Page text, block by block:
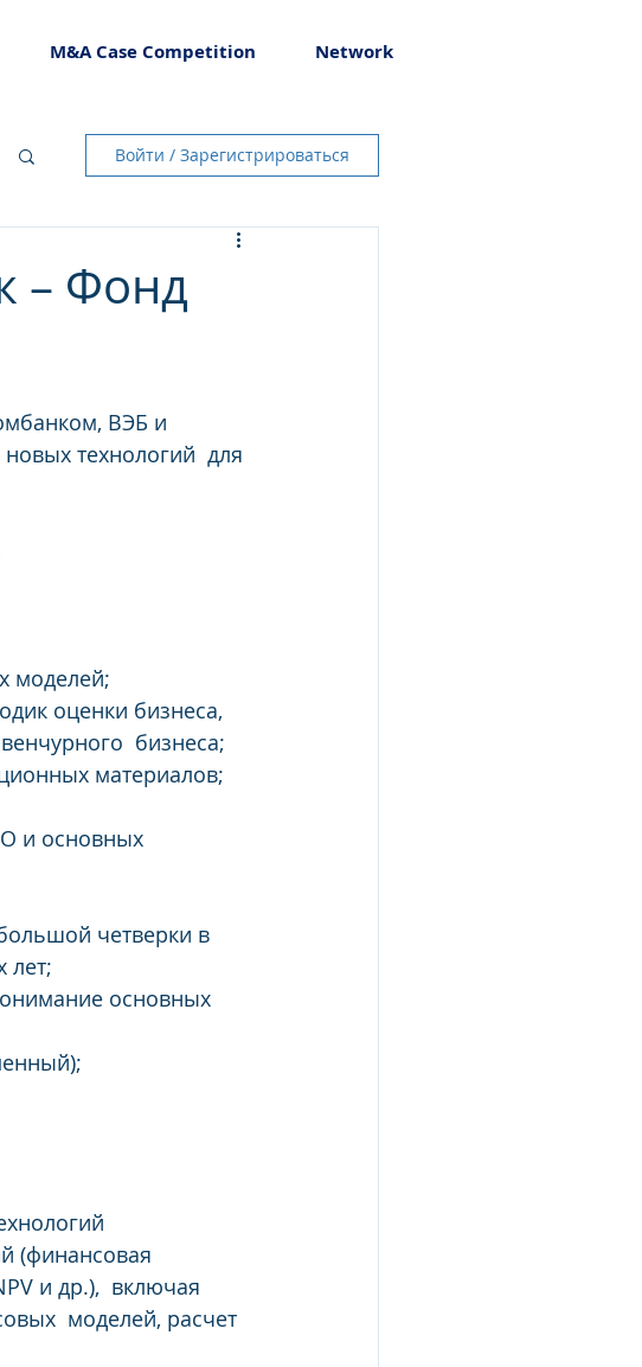
M&A Case Competition Network
Войти / Зарегистрироваться
– Фонд
ВЭБ и
технологий  для
моделей;
оценки бизнеса,
бизнеса;
материалов;
и основных
четверки в
лет;
основных
(финансовая
и др.),  включая
моделей, расчет